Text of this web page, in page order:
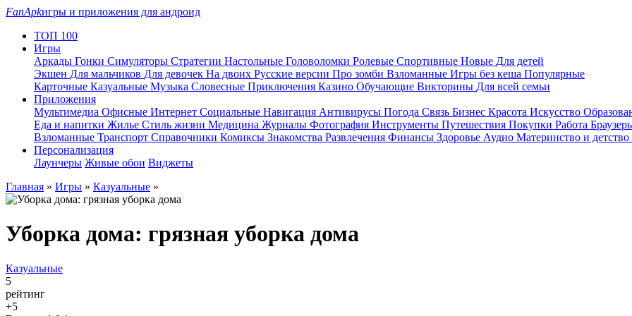
FanApkигры и приложения для андроид
ТОП 100
Игры
Аркады Гонки Симуляторы Стратегии Настольные Головоломки Ролевые Спортивные Новые Для детей
Экшен Для мальчиков Для девочек На двоих Русские версии Про зомби Взломанные Игры без кеша Популярные
Карточные Казуальные Музыка Словесные Приключения Казино Обучающие Викторины Для всей семьи
Приложения
Мультимедиа Офисные Интернет Социальные Навигация Антивирусы Погода Связь Бизнес Красота Искусство
Еда и напитки Жилье Стиль жизни Медицина Журналы Фотография Инструменты Путешествия Покупки Работа
Взломанные Транспорт Справочники Комиксы Знакомства Развлечения Финансы Здоровье Аудио Материнство и детство
Персонализация
Лаунчеры Живые обои Виджеты
Главная » Игры » Казуальные »
Уборка дома: грязная уборка дома
Казуальные
5
рейтинг
+5